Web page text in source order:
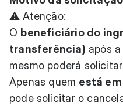
⚠️ Atenção:
O beneficiário do
transferência) após
mesmo poderá
Apenas quem está
pode solicitar o